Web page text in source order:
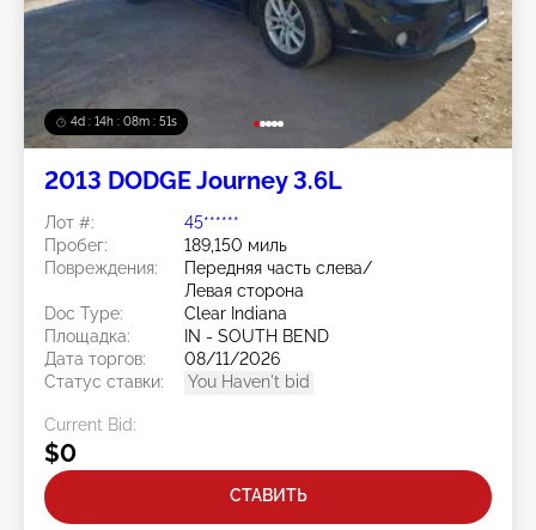
4d : 14h : 08m : 48s
2013 DODGE Journey 3.6L
Лот #:
45******
Пробег:
189,150 миль
Повреждения:
Передняя часть слева/
Левая сторона
Doc Type:
Clear Indiana
Площадка:
IN - SOUTH BEND
Дата торгов:
08/11/2026
Статус ставки:
You Haven't bid
Current Bid:
$0
СТАВИТЬ